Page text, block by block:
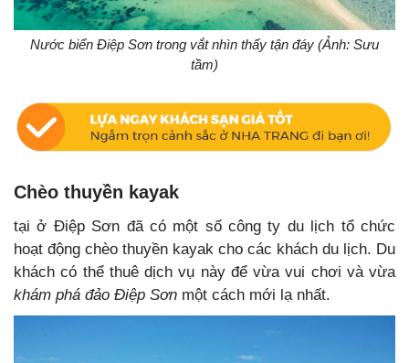
Nước biển Điệp Sơn trong vắt nhìn thấy tận đáy (Ảnh: Sưu
tầm)
Chèo thuyền kayak
tại ở Điệp Sơn đã có một số công ty du lịch tổ chức
hoạt động chèo thuyền kayak cho các khách du lịch. Du
khách có thể thuê dịch vụ này để vừa vui chơi và vừa
khám phá đảo Điệp Sơn một cách mới lạ nhất.